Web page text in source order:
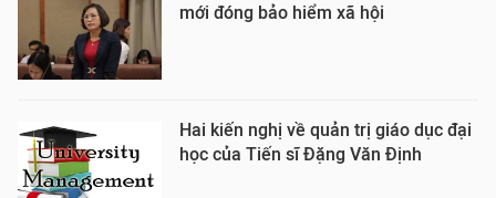
mới đóng bảo hiểm xã hội
Hai kiến nghị về quản trị giáo dục đại
học của Tiến sĩ Đặng Văn Định